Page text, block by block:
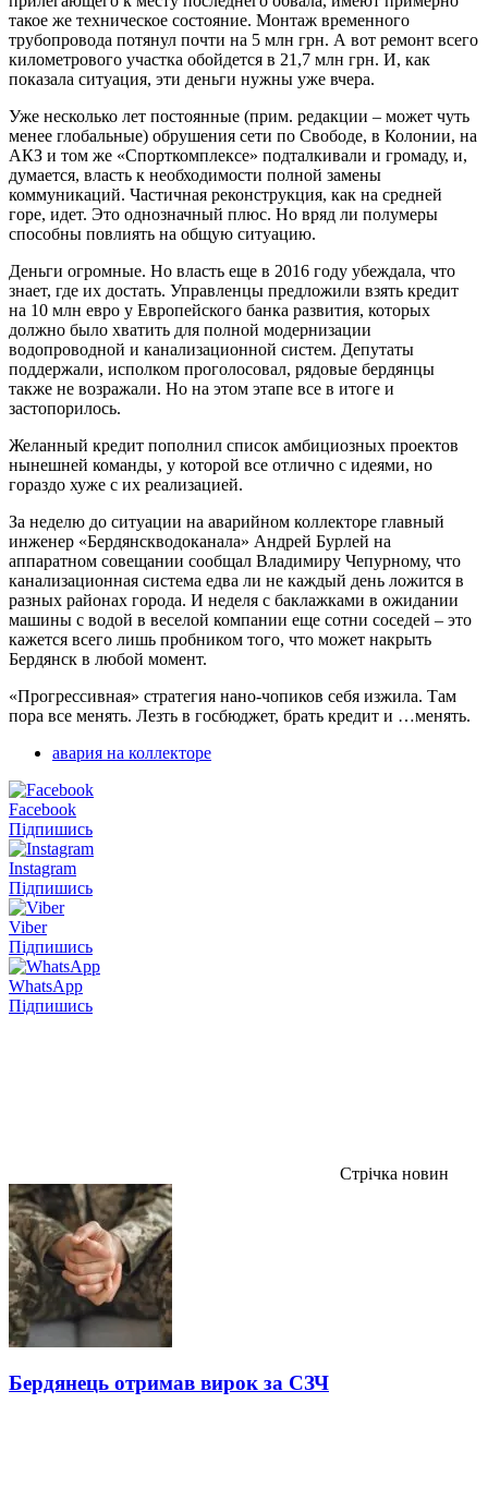
такое же техническое состояние. Монтаж временного
трубопровода потянул почти на 5 млн грн. А вот ремонт всего
километрового участка обойдется в 21,7 млн грн. И, как
показала ситуация, эти деньги нужны уже вчера.
Уже несколько лет постоянные (прим. редакции – может чуть
менее глобальные) обрушения сети по Свободе, в Колонии, на
АКЗ и том же «Спорткомплексе» подталкивали и громаду, и,
думается, власть к необходимости полной замены
коммуникаций. Частичная реконструкция, как на средней
горе, идет. Это однозначный плюс. Но вряд ли полумеры
способны повлиять на общую ситуацию.
Деньги огромные. Но власть еще в 2016 году убеждала, что
знает, где их достать. Управленцы предложили взять кредит
на 10 млн евро у Европейского банка развития, которых
должно было хватить для полной модернизации
водопроводной и канализационной систем. Депутаты
поддержали, исполком проголосовал, рядовые бердянцы
также не возражали. Но на этом этапе все в итоге и
застопорилось.
Желанный кредит пополнил список амбициозных проектов
нынешней команды, у которой все отлично с идеями, но
гораздо хуже с их реализацией.
За неделю до ситуации на аварийном коллекторе главный
инженер «Бердянскводоканала» Андрей Бурлей на
аппаратном совещании сообщал Владимиру Чепурному, что
канализационная система едва ли не каждый день ложится в
разных районах города. И неделя с баклажками в ожидании
машины с водой в веселой компании еще сотни соседей – это
кажется всего лишь пробником того, что может накрыть
Бердянск в любой момент.
«Прогрессивная» стратегия нано-чопиков себя изжила. Там
пора все менять. Лезть в госбюджет, брать кредит и …менять.
авария на коллекторе
Facebook
Підпишись
Instagram
Підпишись
Viber
Підпишись
WhatsApp
Підпишись
Стрічка новин
Бердянець отримав вирок за СЗЧ